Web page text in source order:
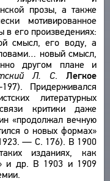
прозы, а также
мотивированное
в его произведениях:
смысл, его воду, а
новый смысл,
другом плане и
Л. С.Легкое
Придерживался
литературных
критики даже
«продолжал вечную
о новых формах»
— С. 176). В 1900
изданиях, как
и др. В 1903 и 1909